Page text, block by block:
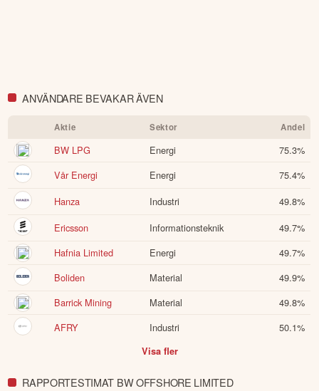
ANVÄNDARE BEVAKAR ÄVEN
Aktie Sektor Andel
BW LPG Energi 75.3%
Vår Energi
Energi 75.4%
Hanza
Industri 49.8%
Ericsson
Informationsteknik 49.7%
Hafnia Limited
Energi 49.7%
Boliden
Material 49.9%
Barrick Mining
Material 49.8%
AFRY
Industri 50.1%
Visa fler
RAPPORTESTIMAT BW OFFSHORE LIMITED